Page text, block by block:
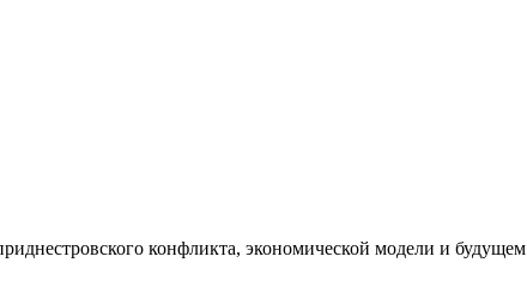
конфликта, экономической модели и будущем